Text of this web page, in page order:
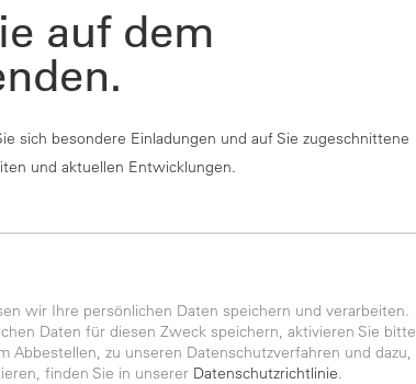
auf dem
sich besondere Einladungen und auf Sie zugeschnittene
und aktuellen Entwicklungen.
wir Ihre persönlichen Daten speichern und verarbeiten.
Daten für diesen Zweck speichern, aktivieren Sie bitte
Abbestellen, zu unseren Datenschutzverfahren und dazu,
finden Sie in unserer Datenschutzrichtlinie.